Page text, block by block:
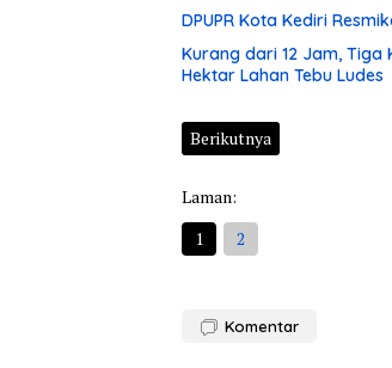
DPUPR Kota Kediri
Kurang dari 12 Jam, Tiga
Hektar Lahan Tebu Ludes
Berikutnya
Laman:
1
2
Komentar